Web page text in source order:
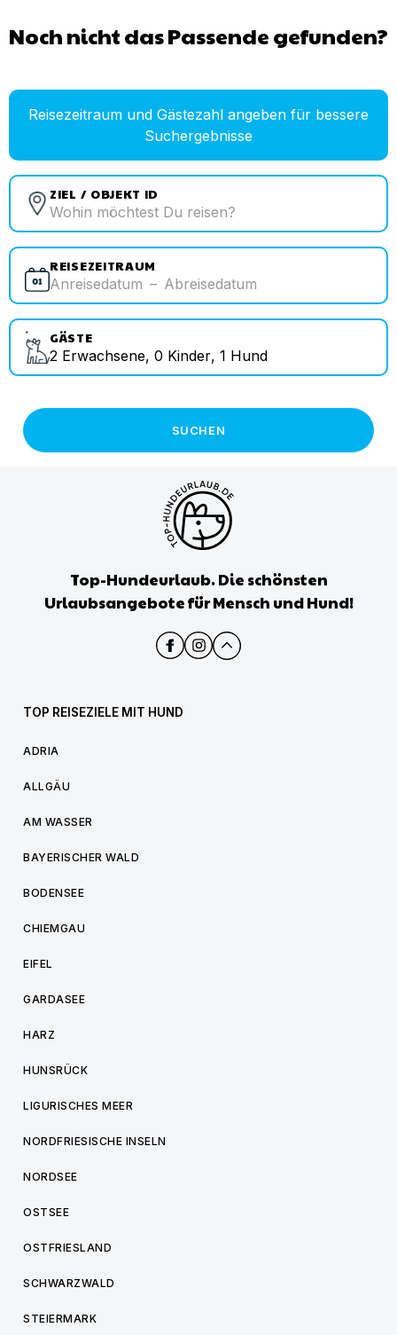
Noch nicht das Passende gefunden?
Reisezeitraum und Gästezahl angeben für bessere
Suchergebnisse
ZIEL / OBJEKT ID
REISEZEITRAUM
Anreisedatum – Abreisedatum
GÄSTE
2 Erwachsene, 0 Kinder, 1 Hund
SUCHEN
Top-Hundeurlaub. Die schönsten
Urlaubsangebote für Mensch und Hund!
TOP REISEZIELE MIT HUND
ADRIA
ALLGÄU
AM WASSER
BAYERISCHER WALD
BODENSEE
CHIEMGAU
EIFEL
GARDASEE
HARZ
HUNSRÜCK
LIGURISCHES MEER
NORDFRIESISCHE INSELN
NORDSEE
OSTSEE
OSTFRIESLAND
SCHWARZWALD
STEIERMARK